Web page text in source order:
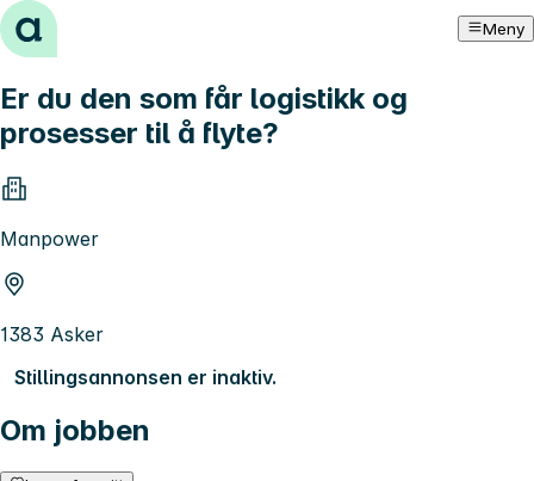
Hopp til innhold Meny
Er du den som får logistikk og
prosesser til å flyte?
Manpower
1383 Asker
Stillingsannonsen er inaktiv.
Om jobben